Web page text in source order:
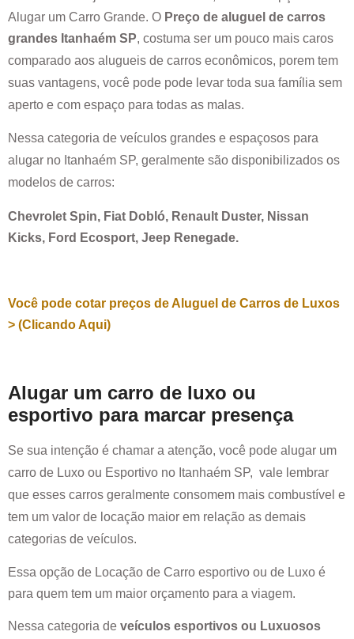
Alugar um Carro Grande. O Preço de aluguel de carros
grandes Itanhaém SP, costuma ser um pouco mais caros
comparado aos alugueis de carros econômicos, porem tem
suas vantagens, você pode pode levar toda sua família sem
aperto e com espaço para todas as malas.
Nessa categoria de veículos grandes e espaçosos para
alugar no Itanhaém SP, geralmente são disponibilizados os
modelos de carros:
Chevrolet Spin, Fiat Dobló, Renault Duster, Nissan
Kicks, Ford Ecosport, Jeep Renegade.
Você pode cotar preços de Aluguel de Carros de Luxos
> (Clicando Aqui)
Alugar um carro de luxo ou
esportivo para marcar presença
Se sua intenção é chamar a atenção, você pode alugar um
carro de Luxo ou Esportivo no Itanhaém SP, vale lembrar
que esses carros geralmente consomem mais combustível e
tem um valor de locação maior em relação as demais
categorias de veículos.
Essa opção de Locação de Carro esportivo ou de Luxo é
para quem tem um maior orçamento para a viagem.
Nessa categoria de veículos esportivos ou Luxuosos